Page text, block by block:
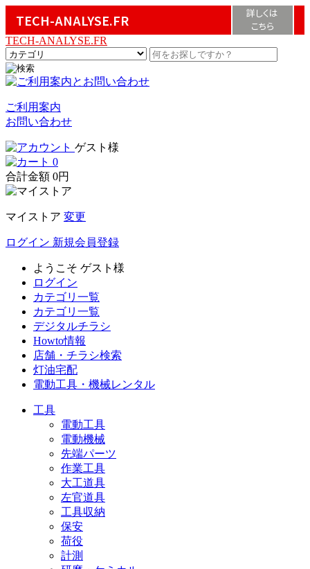
TECH-ANALYSE.FR
詳しくは
こちら
TECH-ANALYSE.FR
ご利用案内
お問い合わせ
ゲスト様
0
合計金額 0円
マイストア 変更
ログイン 新規会員登録
ようこそ ゲスト様
ログイン
カテゴリ一覧
カテゴリ一覧
デジタルチラシ
Howto情報
店舗・チラシ検索
灯油宅配
電動工具・機械レンタル
工具
電動工具
電動機械
先端パーツ
作業工具
大工道具
左官道具
工具収納
保安
荷役
計測